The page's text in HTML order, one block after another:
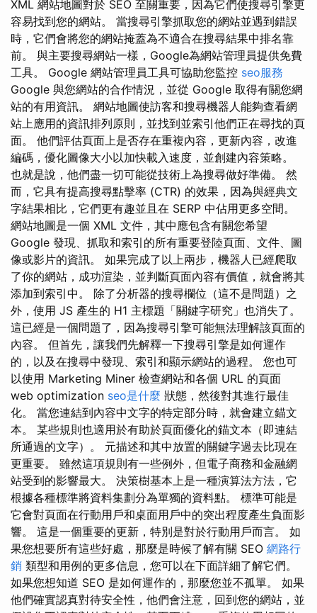
XML 網站地圖對於 SEO 至關重要，因為它們使搜尋引擎更
容易找到您的網站。 當搜尋引擎抓取您的網站並遇到錯誤
時，它們會將您的網站掩蓋為不適合在搜尋結果中排名靠
前。 與主要搜尋網站一樣，Google為網站管理員提供免費
工具。 Google 網站管理員工具可協助您監控 seo服務
Google 與您網站的合作情況，並從 Google 取得有關您網
站的有用資訊。 網站地圖使訪客和搜尋機器人能夠查看網
站上應用的資訊排列原則，並找到並索引他們正在尋找的頁
面。 他們評估頁面上是否存在重複內容，更新內容，改進
編碼，優化圖像大小以加快載入速度，並創建內容策略。
也就是說，他們盡一切可能從技術上為搜尋做好準備。 然
而，它具有提高搜尋點擊率 (CTR) 的效果，因為與經典文
字結果相比，它們更有趣並且在 SERP 中佔用更多空間。
網站地圖是一個 XML 文件，其中應包含有關您希望
Google 發現、抓取和索引的所有重要登陸頁面、文件、圖
像或影片的資訊。 如果完成了以上兩步，機器人已經爬取
了你的網站，成功渲染，並判斷頁面內容有價值，就會將其
添加到索引中。 除了分析器的搜尋欄位（這不是問題）之
外，使用 JS 產生的 H1 主標題「關鍵字研究」也消失了。
這已經是一個問題了，因為搜尋引擎可能無法理解該頁面的
內容。 但首先，讓我們先解釋一下搜尋引擎是如何運作
的，以及在搜尋中發現、索引和顯示網站的過程。 您也可
以使用 Marketing Miner 檢查網站和各個 URL 的頁面
web optimization seo是什麼 狀態，然後對其進行最佳
化。 當您連結到內容中文字的特定部分時，就會建立錨文
本。 某些規則也適用於有助於頁面優化的錨文本（即連結
所通過的文字）。 元描述和其中放置的關鍵字過去比現在
更重要。 雖然這項規則有一些例外，但電子商務和金融網
站受到的影響最大。 決策樹基本上是一種演算法方法，它
根據各種標準將資料集劃分為單獨的資料點。 標準可能是
它會對頁面在行動用戶和桌面用戶中的突出程度產生負面影
響。 這是一個重要的更新，特別是對於行動用戶而言。 如
果您想要所有這些好處，那麼是時候了解有關 SEO 網路行
銷 類型和用例的更多信息，您可以在下面詳細了解它們。
如果您想知道 SEO 是如何運作的，那麼您並不孤單。 如果
他們確實認真對待安全性，他們會注意，回到您的網站，並